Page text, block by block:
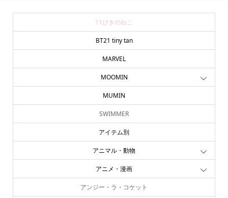
11ぴきのねこ
BT21 tiny tan
MARVEL
MOOMIN
MUMIN
SWIMMER
アイテム別
アニマル・動物
アニメ・漫画
アンジー・ラ・コケット